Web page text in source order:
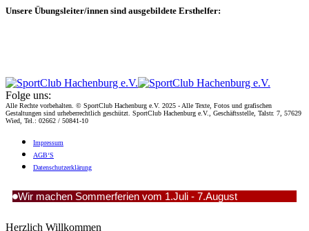
Unsere Übungsleiter/innen sind ausgebildete Ersthelfer:
Folge uns:
Alle Rechte vorbehalten. © SportClub Hachenburg e.V. 2025 - Alle Texte, Fotos und grafischen
Gestaltungen sind urheberrechtlich geschützt. SportClub Hachenburg e.V., Geschäftsstelle, Talstr. 7, 57629
Wied, Tel.: 02662 / 50841-10
Impres­sum
AGB‘S
Daten­schutz­er­klä­rung
Wir machen Sommerferien vom 1.Juli - 7.August
Herzlich Willkommen